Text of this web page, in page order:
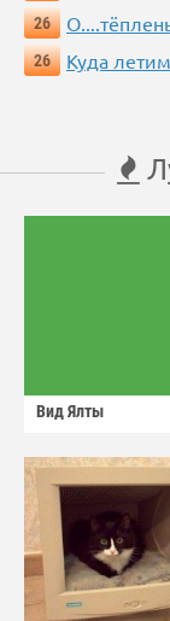
26
26
Куда
Вид Ялты